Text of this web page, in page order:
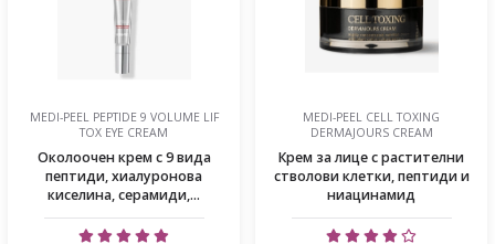
MEDI-PEEL PEPTIDE 9 VOLUME LIF
TOX EYE CREAM
Околоочен крем с 9 вида
пептиди, хиалуронова
киселина, серамиди,...
MEDI-PEEL CELL TOXING
DERMAJOURS CREAM
Крем за лице с растителни
стволови клетки, пептиди и
ниацинамид